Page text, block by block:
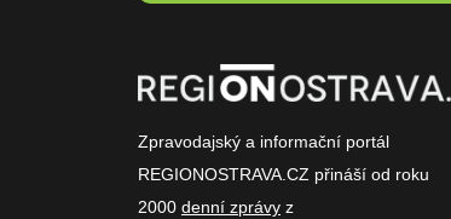
Zpravodajský a informační portál
REGIONOSTRAVA.CZ přináší od roku
2000 denní zprávy z